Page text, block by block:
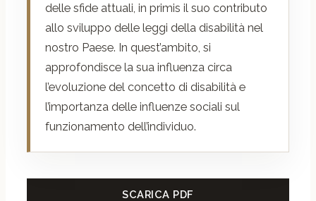
delle sfide attuali, in primis il suo contributo
allo sviluppo delle leggi della disabilità nel
nostro Paese. In quest’ambito, si
approfondisce la sua influenza circa
l’evoluzione del concetto di disabilità e
l’importanza delle influenze sociali sul
funzionamento dell’individuo.
SCARICA PDF